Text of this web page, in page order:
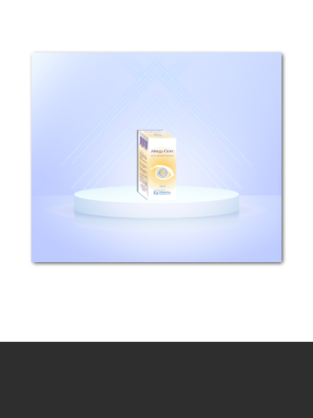
أليرجي-كروم
الصوديوم. المادة الحافظة: بنزالكونيوم